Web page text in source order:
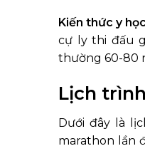
Kiến thức y học
cự ly thi đấu
thường 60-80
Lịch
Dưới đây là
marathon lần